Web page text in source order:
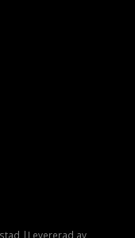
|Levererad av